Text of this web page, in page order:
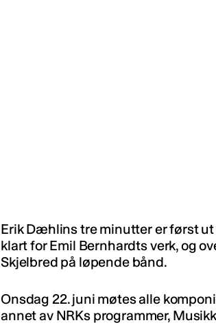
Erik Dæhlins tre minutter er først
klart for Emil Bernhardts verk, og
Skjelbred på løpende bånd.
Onsdag 22. juni møtes alle
annet av NRKs programmer,